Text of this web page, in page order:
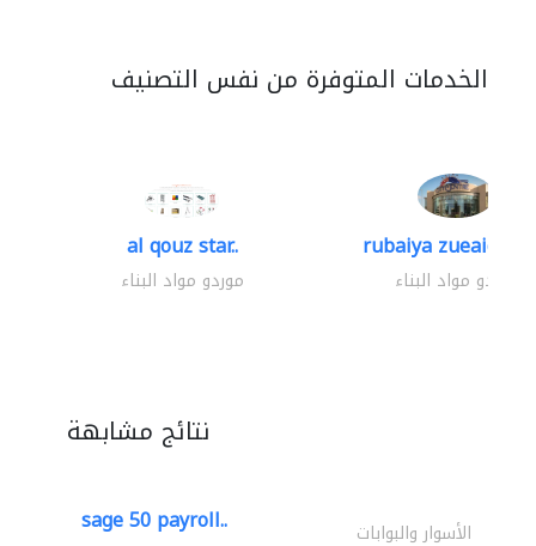
الخدمات المتوفرة من نفس التصنيف
al qouz star..
موردو مواد البناء
rubaiya zueaid
موردو مواد البناء
نتائج مشابهة
sage 50 payroll.. الأسوار والبوابات